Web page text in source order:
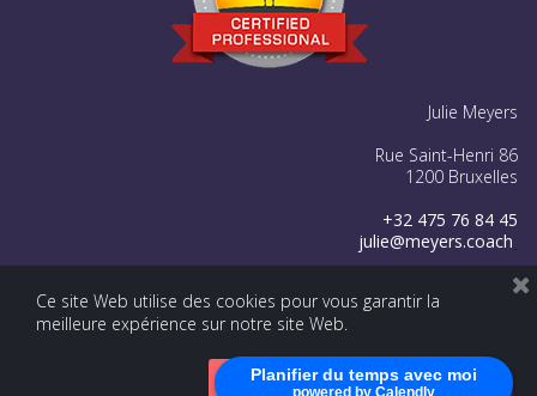
Planifier du temps avec moi
powered by Calendly
Julie Meyers
Rue Saint-Henri 86
1200 Bruxelles
+32 475 76 84 45
julie@meyers.coach
  
All Rights Reserved. - Julie Meyers -Powered
G1.be – Web & Graphic Strategy. Made with ♥ from Belgium -
Ce site Web utilise des cookies pour vous garantir la
meilleure expérience sur notre site Web.
Accepter